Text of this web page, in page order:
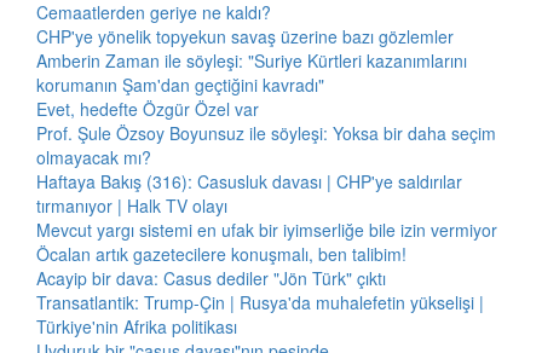
Cemaatlerden geriye ne kaldı?
CHP'ye yönelik topyekun savaş üzerine bazı gözlemler
Amberin Zaman ile söyleşi: "Suriye Kürtleri kazanımlarını
korumanın Şam'dan geçtiğini kavradı"
Evet, hedefte Özgür Özel var
Prof. Şule Özsoy Boyunsuz ile söyleşi: Yoksa bir daha seçim
olmayacak mı?
Haftaya Bakış (316): Casusluk davası | CHP'ye saldırılar
tırmanıyor | Halk TV olayı
Mevcut yargı sistemi en ufak bir iyimserliğe bile izin vermiyor
Öcalan artık gazetecilere konuşmalı, ben talibim!
Acayip bir dava: Casus dediler "Jön Türk" çıktı
Transatlantik: Trump-Çin | Rusya'da muhalefetin yükselişi |
Türkiye'nin Afrika politikası